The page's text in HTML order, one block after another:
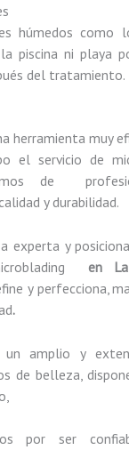
húmedos como
piscina ni playa
del tratamiento.
herramienta muy
el servicio de
de
y durabilidad.
experta y
en La
y perfecciona,
.
amplio y
de belleza,
por ser